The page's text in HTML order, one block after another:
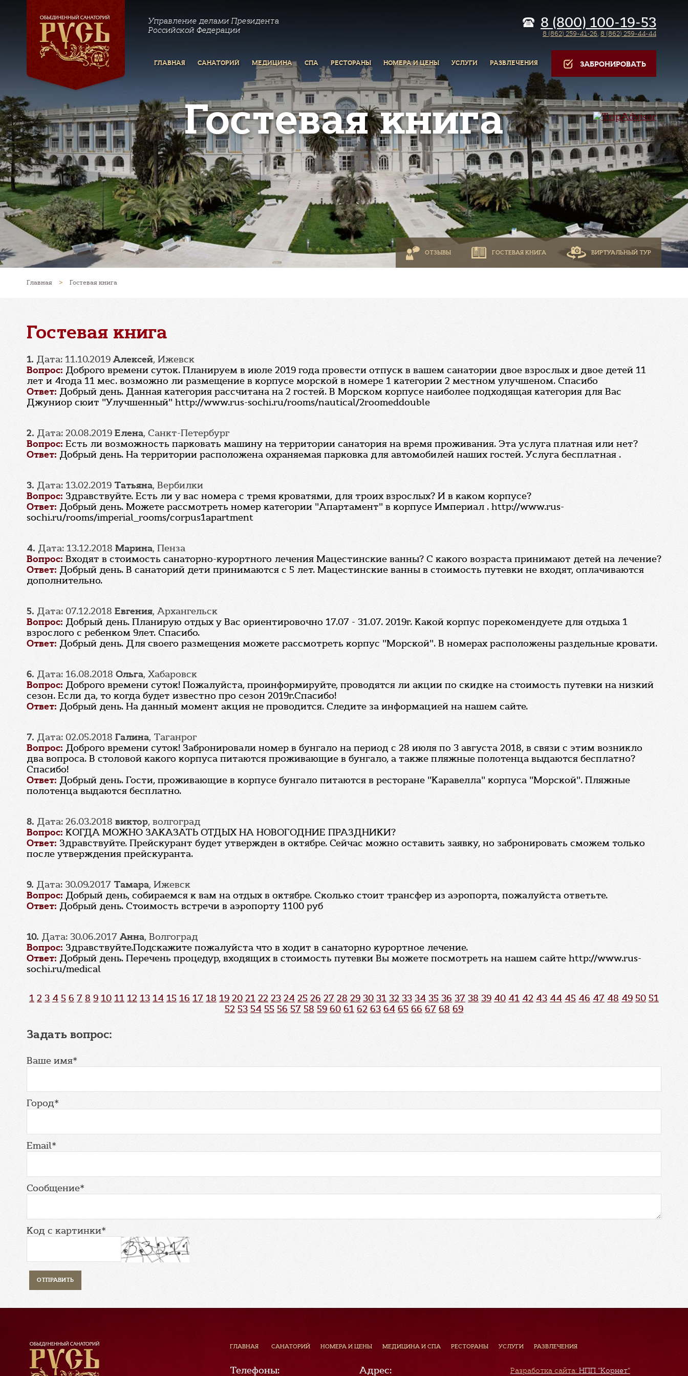
Управление делами Президента
Российской Федерации
8 (800) 100-19-53
8 (862) 259-41-26, 8 (862) 259-44-44
ГЛАВНАЯ САНАТОРИЙ МЕДИЦИНА СПА РЕСТОРАНЫ НОМЕРА И ЦЕНЫ УСЛУГИ РАЗВЛЕЧЕНИЯ ЗАБРОНИРОВАТЬ
Гостевая книга
ОТЗЫВЫ ГОСТЕВАЯ КНИГА ВИРТУАЛЬНЫЙ ТУР
Главная > Гостевая книга
Гостевая книга
1. Дата: 11.10.2019Алексей, Ижевск
Вопрос: Доброго времени суток. Планируем в июле 2019 года провести отпуск в вашем санатории двое взрослых и двое детей 11
лет и 4года 11 мес. возможно ли размещение в корпусе морской в номере 1 категории 2 местном улучшеном. Спасибо
Ответ: Добрый день. Данная категория рассчитана на 2 гостей. В Морском корпусе наиболее подходящая категория для Вас
Джуниор сюит "Улучшенный" http://www.rus-sochi.ru/rooms/nautical/2roomeddouble
2. Дата: 20.08.2019 Елена, Санкт-Петербург
Вопрос: Есть ли возможность парковать машину на территории санатория на время проживания. Эта услуга платная или нет?
Ответ: Добрый день. На территории расположена охраняемая парковка для автомобилей наших гостей. Услуга бесплатная .
3. Дата: 13.02.2019 Татьяна, Вербилки
Вопрос: Здравствуйте. Есть ли у вас номера с тремя кроватями, для троих взрослых? И в каком корпусе?
Ответ: Добрый день. Можете рассмотреть номер категории "Апартамент" в корпусе Империал . http://www.rus-
sochi.ru/rooms/imperial_rooms/corpus1apartment
4. Дата: 13.12.2018 Марина, Пенза
Вопрос: Входят в стоимость санаторно-курортного лечения Мацестинские ванны? С какого возраста принимают детей на лечение?
Ответ: Добрый день. В санаторий дети принимаются с 5 лет. Мацестинские ванны в стоимость путевки не входят, оплачиваются
дополнительно.
5. Дата: 07.12.2018 Евгения, Архангельск
Вопрос: Добрый день. Планирую отдых у Вас ориентировочно 17.07 - 31.07. 2019г. Какой корпус порекомендуете для отдыха 1
взрослого с ребенком 9лет. Спасибо.
Ответ: Добрый день. Для своего размещения можете рассмотреть корпус "Морской". В номерах расположены раздельные кровати.
6. Дата: 16.08.2018 Ольга, Хабаровск
Вопрос: Доброго времени суток! Пожалуйста, проинформируйте, проводятся ли акции по скидке на стоимость путевки на низкий
сезон. Если да, то когда будет известно про сезон 2019г.Спасибо!
Ответ: Добрый день. На данный момент акция не проводится. Следите за информацией на нашем сайте.
7. Дата: 02.05.2018 Галина, Таганрог
Вопрос: Доброго времени суток! Забронировали номер в бунгало на период с 28 июля по 3 августа 2018, в связи с этим возникло
два вопроса. В столовой какого корпуса питаются проживающие в бунгало, а также пляжные полотенца выдаются бесплатно?
Спасибо!
Ответ: Добрый день. Гости, проживающие в корпусе бунгало питаются в ресторане "Каравелла" корпуса "Морской". Пляжные
полотенца выдаются бесплатно.
8. Дата: 26.03.2018 виктор, волгоград
Вопрос: КОГДА МОЖНО ЗАКАЗАТЬ ОТДЫХ НА НОВОГОДНИЕ ПРАЗДНИКИ?
Ответ: Здравствуйте. Прейскурант будет утвержден в октябре. Сейчас можно оставить заявку, но забронировать сможем только
после утверждения прейскуранта.
9. Дата: 30.09.2017 Тамара, Ижевск
Вопрос: Добрый день, собираемся к вам на отдых в октябре. Сколько стоит трансфер из аэропорта, пожалуйста ответьте.
Ответ: Добрый день. Стоимость встречи в аэропорту 1100 руб
10. Дата: 30.06.2017Анна, Волгоград
Вопрос: Здравствуйте.Подскажите пожалуйста что в ходит в санаторно курортное лечение.
Ответ: Добрый день. Перечень процедур, входящих в стоимость путевки Вы можете посмотреть на нашем сайте http://www.rus-
sochi.ru/medical
1 2 3 4 5 6 7 8 9 10 11 12 13 14 15 16 17 18 19 20 21 22 23 24 25 26 27 28 29 30 31 32 33 34 35 36 37 38 39 40 41 42 43 44 45 46 47 48 49 50 51
52 53 54 55 56 57 58 59 60 61 62 63 64 65 66 67 68 69
Задать вопрос:
Ваше имя*
Город*
Email*
Сообщение*
Код с картинки*
ГЛАВНАЯ САНАТОРИЙ НОМЕРА И ЦЕНЫ МЕДИЦИНА И СПА РЕСТОРАНЫ УСЛУГИ РАЗВЛЕЧЕНИЯ
Телефоны: Адрес: Разработка сайта: НПП "Корнет"